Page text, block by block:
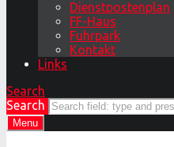
Dienstpostenplan
FF-Haus
Fuhrpark
Kontakt
Links
Search
Search
Menu